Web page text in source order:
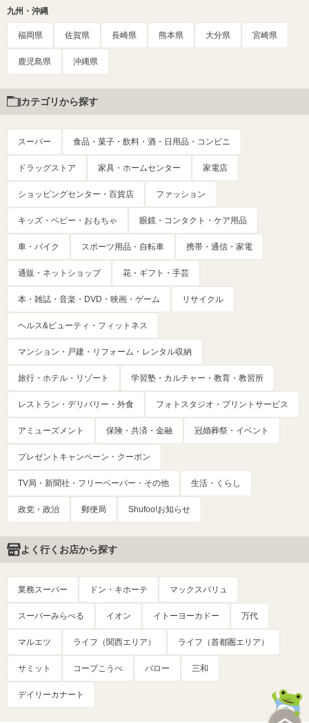
九州・沖縄
福岡県 佐賀県 長崎県 熊本県 大分県 宮崎県
鹿児島県 沖縄県
カテゴリから探す
スーパー 食品・菓子・飲料・酒・日用品・コンビニ
ドラッグストア 家具・ホームセンター 家電店
ショッピングセンター・百貨店 ファッション
キッズ・ベビー・おもちゃ 眼鏡・コンタクト・ケア用品
車・バイク スポーツ用品・自転車 携帯・通信・家電
通販・ネットショップ 花・ギフト・手芸
本・雑誌・音楽・DVD・映画・ゲーム リサイクル
ヘルス&ビューティ・フィットネス
マンション・戸建・リフォーム・レンタル収納
旅行・ホテル・リゾート 学習塾・カルチャー・教育・教習所
レストラン・デリバリー・外食 フォトスタジオ・プリントサービス
アミューズメント 保険・共済・金融 冠婚葬祭・イベント
プレゼントキャンペーン・クーポン
TV局・新聞社・フリーペーパー・その他 生活・くらし
政党・政治 郵便局 Shufoo!お知らせ
よく行くお店から探す
業務スーパー ドン・キホーテ マックスバリュ
スーパーみらべる イオン イトーヨーカドー 万代
マルエツ ライフ（関西エリア） ライフ（首都圏エリア）
サミット コープこうべ バロー 三和
デイリーカナート